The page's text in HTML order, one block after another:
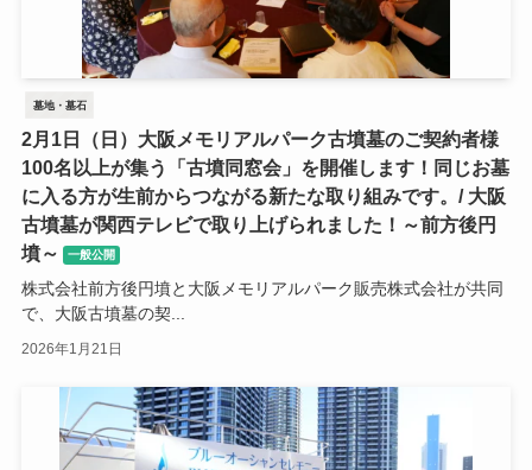
墓地・墓石
2月1日（日）大阪メモリアルパーク古墳墓のご契約者様
100名以上が集う「古墳同窓会」を開催します！同じお墓
に入る方が生前からつながる新たな取り組みです。/ 大阪
古墳墓が関西テレビで取り上げられました！～前方後円
墳～
一般公開
株式会社前方後円墳と大阪メモリアルパーク販売株式会社が共同
で、大阪古墳墓の契...
2026年1月21日